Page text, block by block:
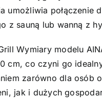
umożliwia połączenie
z sauną lub wanną z
Wymiary modelu
cm, co czyni go
zarówno dla osób
jak i dużych